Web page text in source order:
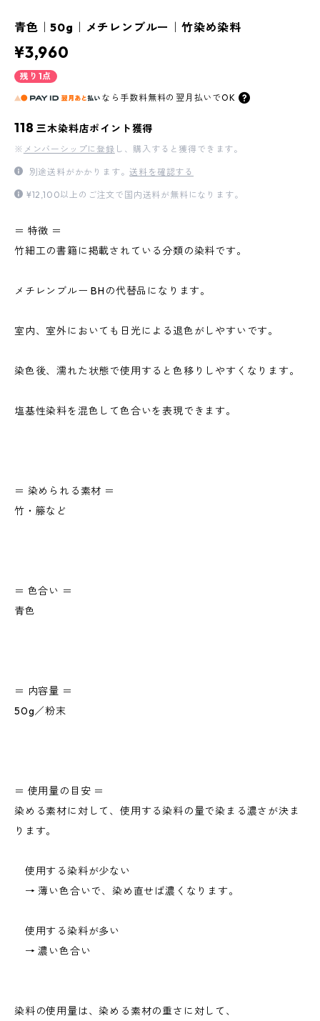
青色｜50g｜メチレンブルー｜竹染め染料
¥3,960
残り1点
なら 手数料無料の 翌月払いでOK
118 三木染料店ポイント獲得
※ メンバーシップに登録 し、購入すると獲得できます。
別途送料がかかります。送料を確認する
¥12,100以上のご注文で国内送料が無料になります。
＝ 特徴 ＝
竹細工の書籍に掲載されている分類の染料です。
メチレンブルー BHの代替品になります。
室内、室外においても日光による退色がしやすいです。
染色後、濡れた状態で使用すると色移りしやすくなります。
塩基性染料を混色して色合いを表現できます。
＝ 染められる素材 ＝
竹・籐など
＝ 色合い ＝
青色
＝ 内容量 ＝
50g／粉末
＝ 使用量の目安 ＝
染める素材に対して、使用する染料の量で染まる濃さが決ま
ります。
使用する染料が少ない
→ 薄い色合いで、染め直せば濃くなります。
使用する染料が多い
→ 濃い色合い
染料の使用量は、染める素材の重さに対して、